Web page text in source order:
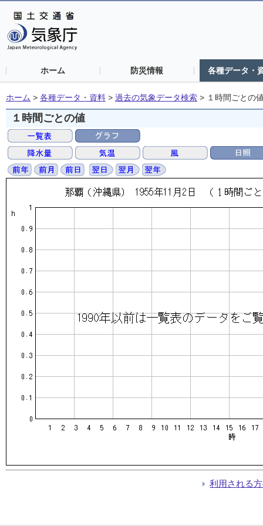
ホーム 防災情報 各種データ・
ホーム > 各種データ・資料 > 過去の気象データ検索 > １時間ごとの
１時間ごとの値
利用される